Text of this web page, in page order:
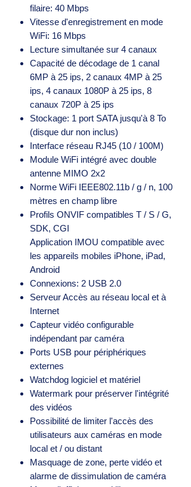
filaire: 40 Mbps
Vitesse d'enregistrement en mode
WiFi: 16 Mbps
Lecture simultanée sur 4 canaux
Capacité de décodage de 1 canal
6MP à 25 ips, 2 canaux 4MP à 25
ips, 4 canaux 1080P à 25 ips, 8
canaux 720P à 25 ips
Stockage: 1 port SATA jusqu'à 8 To
(disque dur non inclus)
Interface réseau RJ45 (10 / 100M)
Module WiFi intégré avec double
antenne MIMO 2x2
Norme WiFi IEEE802.11b / g / n, 100
mètres en champ libre
Profils ONVIF compatibles T / S / G,
SDK, CGI
Application IMOU compatible avec
les appareils mobiles iPhone, iPad,
Android
Connexions: 2 USB 2.0
Serveur Accès au réseau local et à
Internet
Capteur vidéo configurable
indépendant par caméra
Ports USB pour périphériques
externes
Watchdog logiciel et matériel
Watermark pour préserver l'intégrité
des vidéos
Possibilité de limiter l'accès des
utilisateurs aux caméras en mode
local et / ou distant
Masquage de zone, perte vidéo et
alarme de dissimulation de caméra